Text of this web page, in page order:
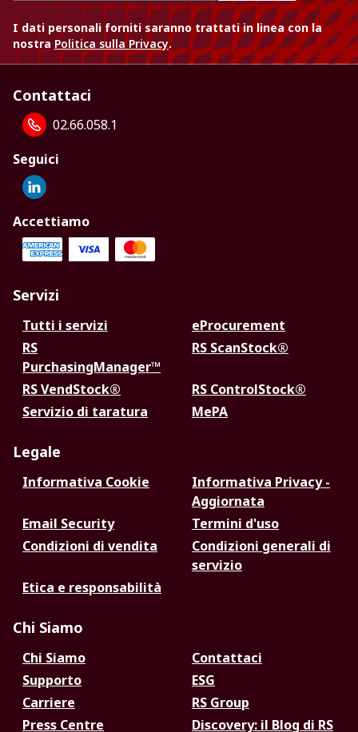
I dati personali forniti saranno trattati in linea con la
nostra Politica sulla Privacy.
Contattaci
02.66.058.1
Seguici
Accettiamo
Servizi
Tutti i servizi
eProcurement
RS
PurchasingManager™
RS ScanStock®
RS VendStock®
RS ControlStock®
Servizio di taratura
MePA
Legale
Informativa Cookie
Informativa Privacy -
Aggiornata
Email Security
Termini d'uso
Condizioni di vendita
Condizioni generali di
servizio
Etica e responsabilità
Chi Siamo
Chi Siamo
Contattaci
Supporto
ESG
Carriere
RS Group
Press Centre
Discovery: il Blog di RS